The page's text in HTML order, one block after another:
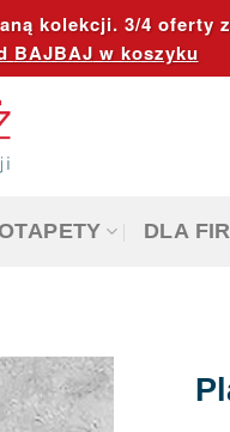
kolekcji. 3/4 oferty
BAJBAJ w koszyku
DLA